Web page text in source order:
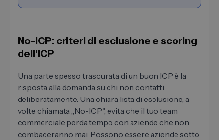
No-ICP: criteri di esclusione e scoring
dell'ICP
Una parte spesso trascurata di un buon ICP è la
risposta alla domanda su chi non contatti
deliberatamente. Una chiara lista di esclusione, a
volte chiamata „No-ICP", evita che il tuo team
commerciale perda tempo con aziende che non
combaceranno mai. Possono essere aziende sotto